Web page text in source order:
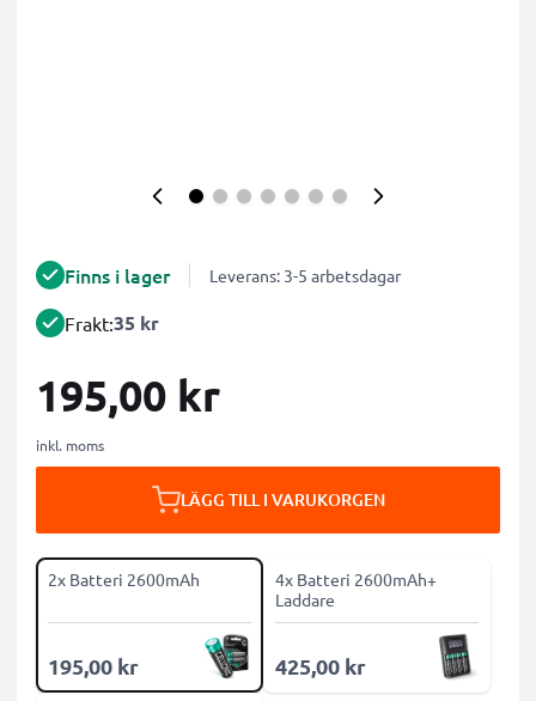
Finns i lager Leverans: 3-5 arbetsdagar
Frakt:35 kr
195,00 kr
inkl. moms
LÄGG TILL I VARUKORGEN
2x Batteri 2600mAh
195,00 kr
4x Batteri 2600mAh+
Laddare
425,00 kr